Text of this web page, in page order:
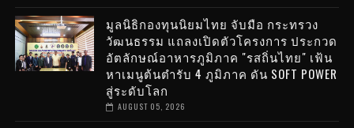
มูลนิธิกองทุนนิยมไทย จับมือ กระทรวง
วัฒนธรรม แถลงเปิดตัวโครงการ ประกวด
อัตลักษณ์อาหารภูมิภาค "รสถิ่นไทย" เฟ้น
หาเมนูต้นตำรับ 4 ภูมิภาค ดัน SOFT POWER
สู่ระดับโลก
AUGUST 05, 2026